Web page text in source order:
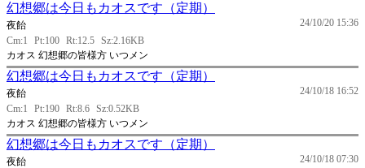
幻想郷は今日もカオスです（定期）
24/10/20 15:36
夜飴
Cm:1
Pt:100 Rt:12.5 Sz:2.16KB
カオス 幻想郷の皆様方 いつメン
幻想郷は今日もカオスです（定期）
24/10/18 16:52
夜飴
Cm:1
Pt:190 Rt:8.6 Sz:0.52KB
カオス 幻想郷の皆様方 いつメン
幻想郷は今日もカオスです（定期）
24/10/18 07:30
夜飴